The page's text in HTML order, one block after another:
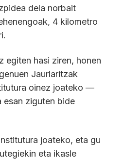
dela norbait
4 kilometro
egiten hasi ziren, honen
Jaurlaritzak
oinez joateko —
ziguten bide
joateko, eta gu
eta ikasle